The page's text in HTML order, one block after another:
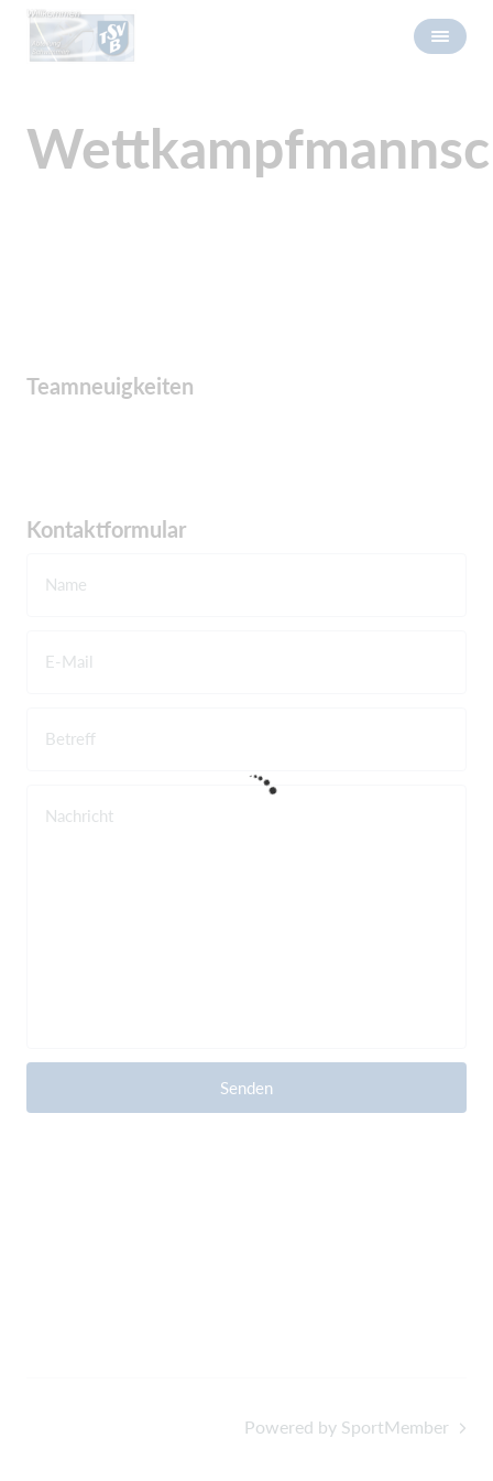
Teamneuigkeiten
Kontaktformular
Name
E-Mail
Betreff
Nachricht
Senden
Powered by SportMember